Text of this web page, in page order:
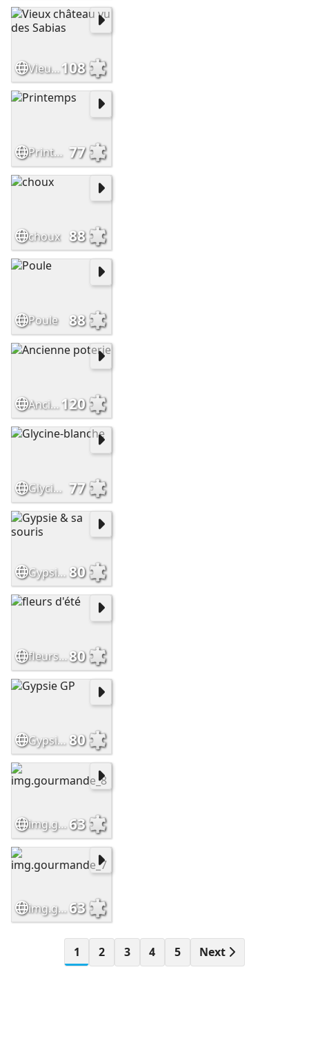
Vieux château vu des Sabias108
Printemps 77
choux 88
Poule 88
Ancienne poterie120
Glycine-blanche 77
Gypsie & sa souris80
fleurs d'été80
Gypsie GP80
img.gourmande_863
img.gourmande_763
1 2 3 4 5 Next